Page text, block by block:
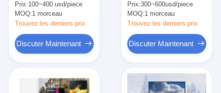
annonçant des
restaurants d'aliments
de préparation rapide
à simple face
Prix:100~400 usd/piece
MOQ:1 morceau
Trouvez les derniers prix
Discuter Maintenant
visualisation de
Signage de Digital de
43 pouces pour le
moniteur 2500nits de
Digital de magasin
Prix:300~600usd/piece
MOQ:1 morceau
Trouvez les derniers prix
Discuter Maintenant